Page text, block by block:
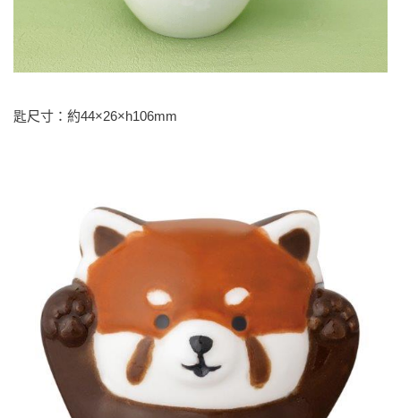
匙尺寸：約44×26×h106mm